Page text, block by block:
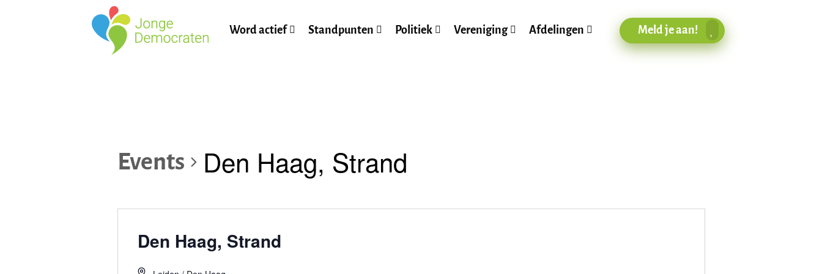
Word actief Standpunten Politiek Vereniging Afdelingen Meld je aan!
Events Den Haag, Strand
Den Haag, Strand